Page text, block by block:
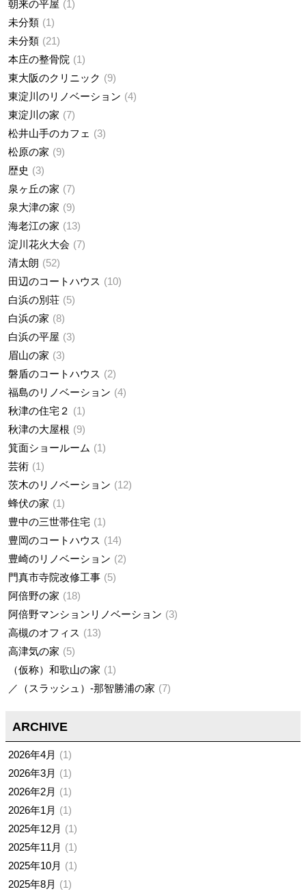
朝来の平屋
1
未分類
1
未分類
21
本庄の整骨院
1
東大阪のクリニック
9
東淀川のリノベーション
4
東淀川の家
7
松井山手のカフェ
3
松原の家
9
歴史
3
泉ヶ丘の家
7
泉大津の家
9
海老江の家
13
淀川花火大会
7
清太朗
52
田辺のコートハウス
10
白浜の別荘
5
白浜の家
8
白浜の平屋
3
眉山の家
3
磐盾のコートハウス
2
福島のリノベーション
4
秋津の住宅２
1
秋津の大屋根
9
箕面ショールーム
1
芸術
1
茨木のリノベーション
12
蜂伏の家
1
豊中の三世帯住宅
1
豊岡のコートハウス
14
豊崎のリノベーション
2
門真市寺院改修工事
5
阿倍野の家
18
阿倍野マンションリノベーション
3
高槻のオフィス
13
高津気の家
5
（仮称）和歌山の家
1
／（スラッシュ）-那智勝浦の家
7
ARCHIVE
2026年4月
1
2026年3月
1
2026年2月
1
2026年1月
1
2025年12月
1
2025年11月
1
2025年10月
1
2025年8月
1